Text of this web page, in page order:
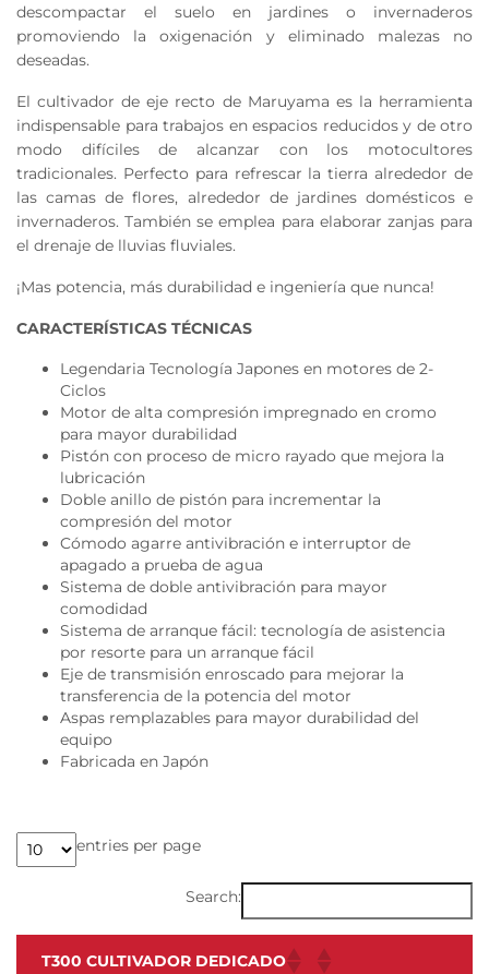
descompactar el suelo en jardines o invernaderos
promoviendo la oxigenación y eliminado malezas no
deseadas.
El cultivador de eje recto de Maruyama es la herramienta
indispensable para trabajos en espacios reducidos y de otro
modo difíciles de alcanzar con los motocultores
tradicionales. Perfecto para refrescar la tierra alrededor de
las camas de flores, alrededor de jardines domésticos e
invernaderos. También se emplea para elaborar zanjas para
el drenaje de lluvias fluviales.
¡Mas potencia, más durabilidad e ingeniería que nunca!
CARACTERÍSTICAS TÉCNICAS
Legendaria Tecnología Japones en motores de 2-
Ciclos
Motor de alta compresión impregnado en cromo
para mayor durabilidad
Pistón con proceso de micro rayado que mejora la
lubricación
Doble anillo de pistón para incrementar la
compresión del motor
Cómodo agarre antivibración e interruptor de
apagado a prueba de agua
Sistema de doble antivibración para mayor
comodidad
Sistema de arranque fácil: tecnología de asistencia
por resorte para un arranque fácil
Eje de transmisión enroscado para mejorar la
transferencia de la potencia del motor
Aspas remplazables para mayor durabilidad del
equipo
Fabricada en Japón
entries per page
Search:
T300 CULTIVADOR DEDICADO